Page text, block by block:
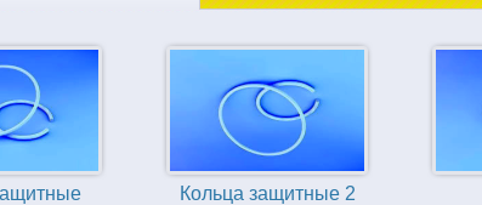
Кольца защитные 2